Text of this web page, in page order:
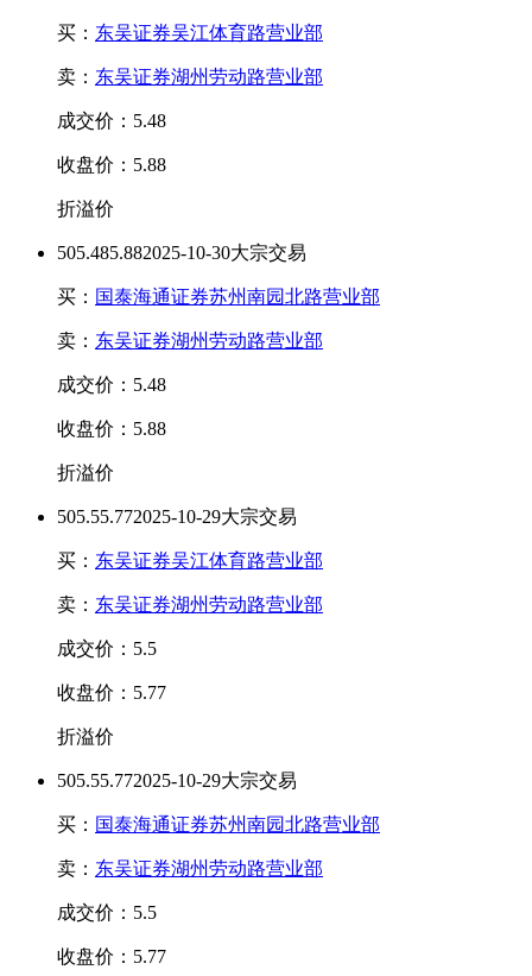
买： 东吴证券吴江体育路营业部
卖： 东吴证券湖州劳动路营业部
成交价：5.48
收盘价：5.88
折溢价
505.485.882025-10-30大宗交易
买： 国泰海通证券苏州南园北路营业部
卖： 东吴证券湖州劳动路营业部
成交价：5.48
收盘价：5.88
折溢价
505.55.772025-10-29大宗交易
买： 东吴证券吴江体育路营业部
卖： 东吴证券湖州劳动路营业部
成交价：5.5
收盘价：5.77
折溢价
505.55.772025-10-29大宗交易
买： 国泰海通证券苏州南园北路营业部
卖： 东吴证券湖州劳动路营业部
成交价：5.5
收盘价：5.77